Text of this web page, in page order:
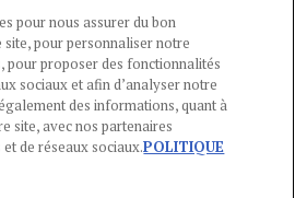
-POLITIQUE DES COOKIES
LÉGALES -AIDE
CONTACT
pour nous assurer du bon
pour personnaliser notre
pour proposer des fonctionnalités
sociaux et afin d’analyser notre
des informations, quant à
site, avec nos partenaires
de réseaux sociaux.POLITIQUE